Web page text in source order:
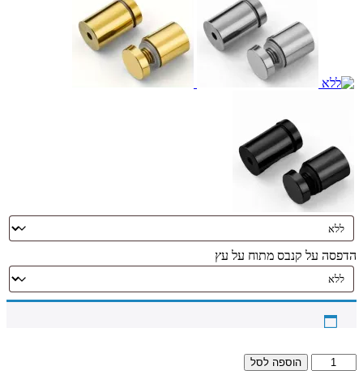
הדפסה על קנבס מתוח על עץ
כמות
של
הוספה לסל